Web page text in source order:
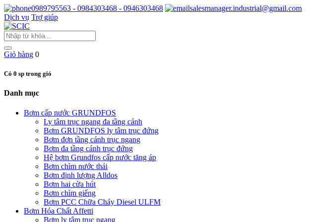
0989795563 - 0984303468 - 0946303468
salesmanager.industrial@gmail.com
Dịch vụ Trợ giúp
Giỏ hàng 0
Có 0 sp trong giỏ
Danh mục
Bơm cấp nước GRUNDFOS
Ly tâm trục ngang đa tầng cánh
Bơm GRUNDFOS ly tâm trục đứng
Bơm đơn tầng cánh trục ngang
Bơm đa tầng cánh trục đứng
Hệ bơm Grundfos cấp nước tăng áp
Bơm chìm nước thải
Bơm định lượng Alldos
Bơm hai cửa hút
Bơm chìm giếng
Bơm PCC Chữa Cháy Diesel ULFM
Bơm Hóa Chất Affetti
Bơm ly tâm trục ngang